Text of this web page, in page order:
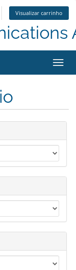
Visualizar carrinho